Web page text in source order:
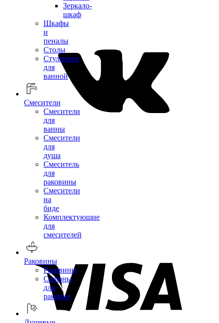
Зеркало-
шкаф
Шкафы
и
пеналы
Столы
Стульчики
для
ванной
Смесители
Смесители
для
ванны
Смесители
для
душа
Смеситель
для
раковины
Смесители
на
биде
Комплектующие
для
смесителей
Раковины
Раковины
Сифоны
для
раковин